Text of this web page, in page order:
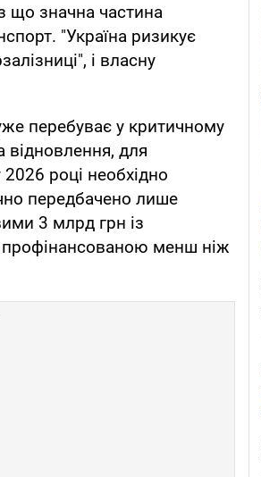
що значна частина
"Україна ризикує
і власну
перебуває у критичному
відновлення, для
році необхідно
передбачено лише
3 млрд грн із
менш ніж